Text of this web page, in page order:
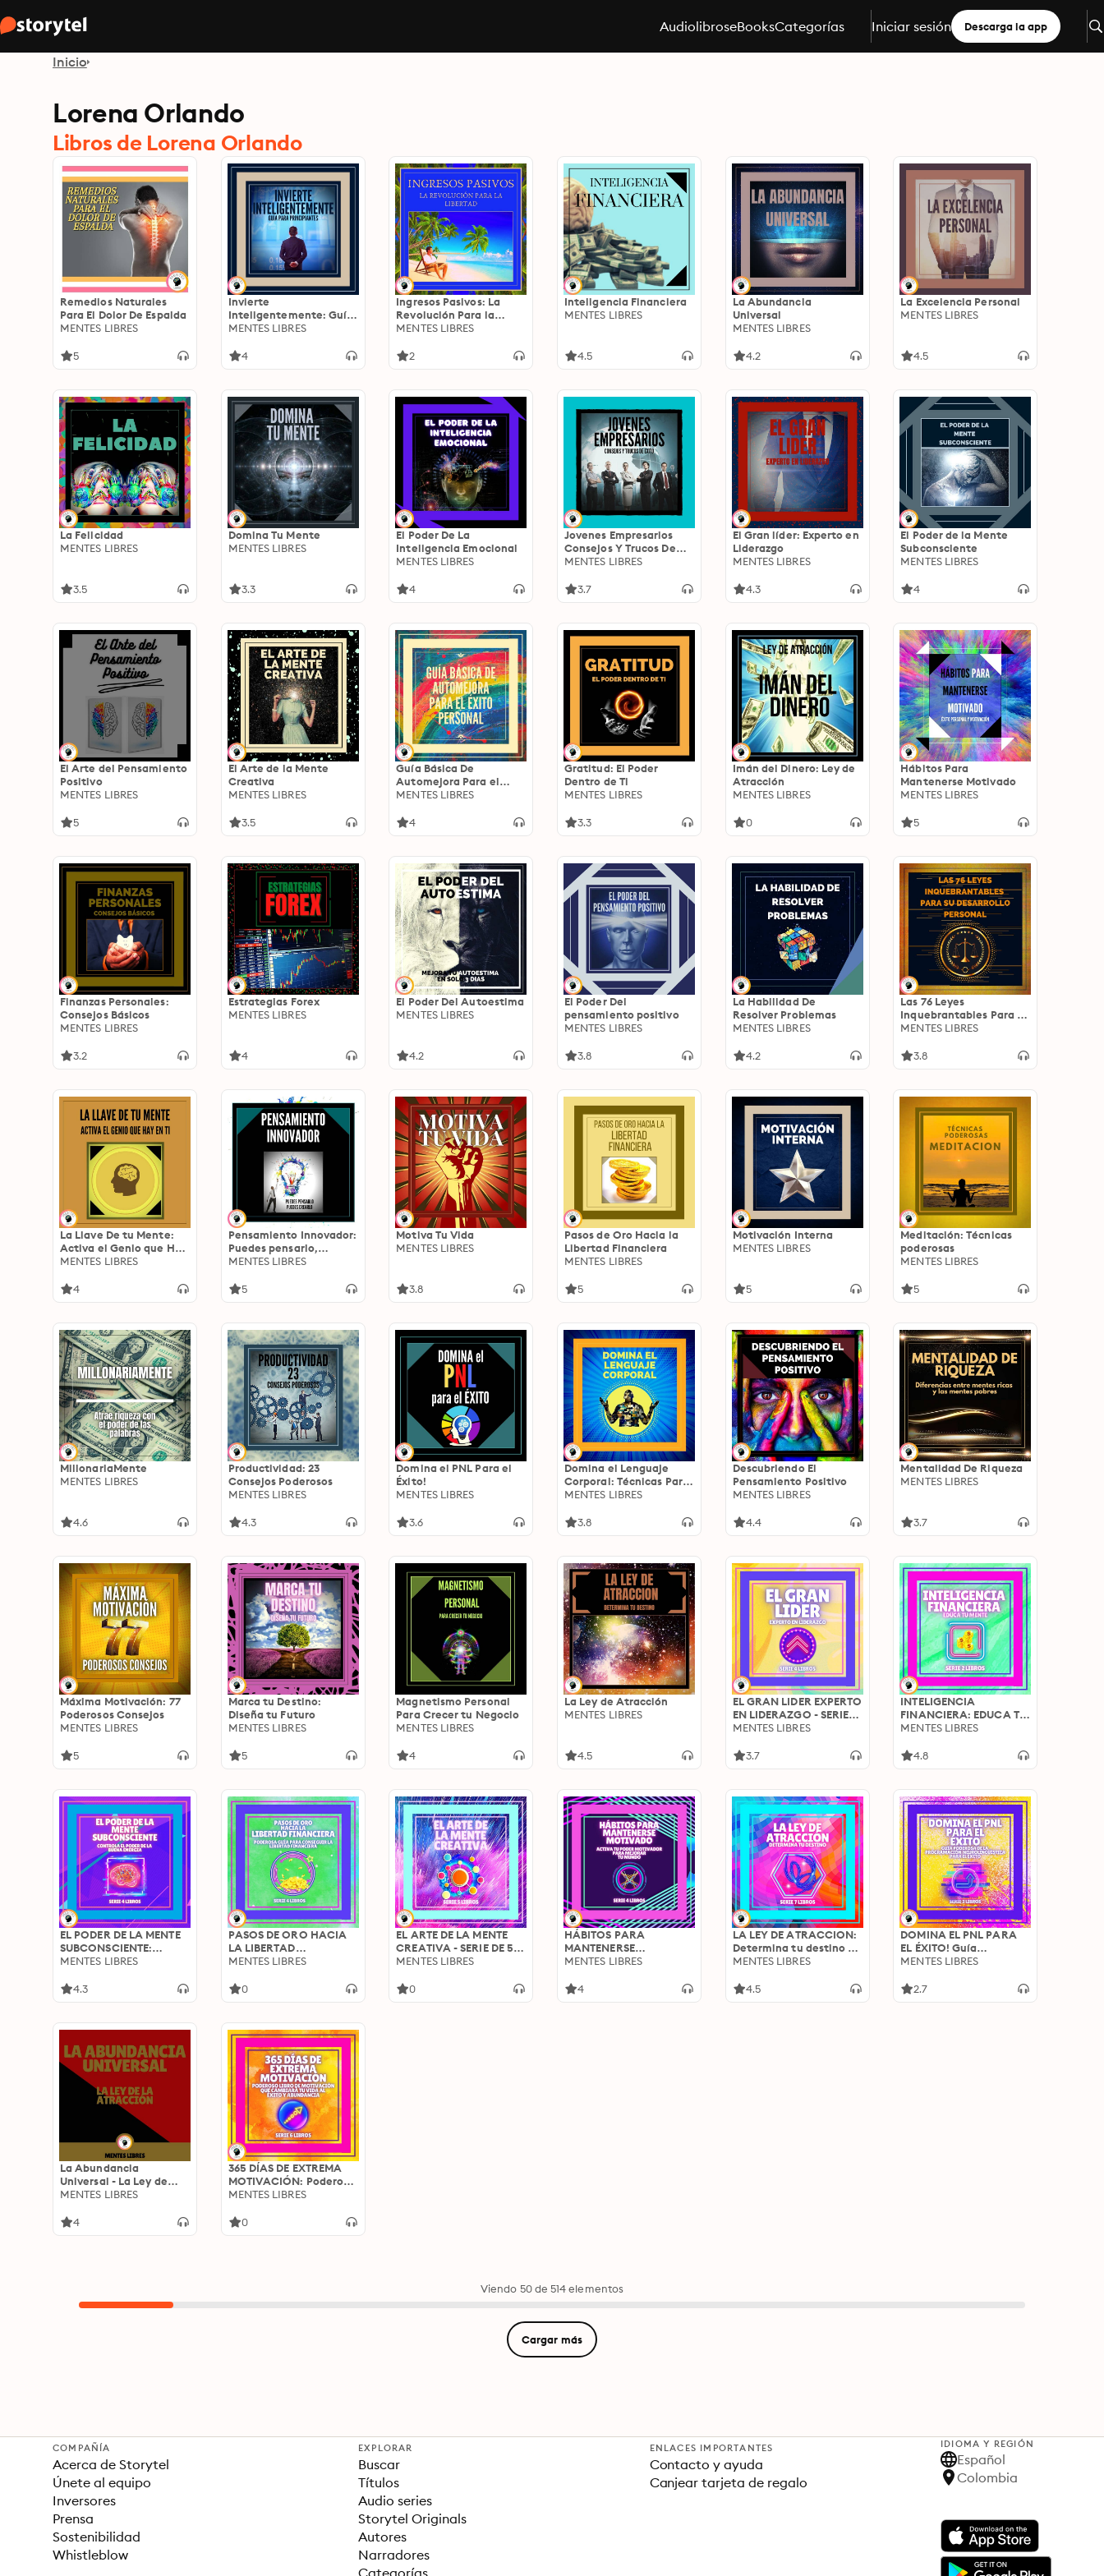
AudiolibroseBooksCategorías Iniciar sesión Descarga la app
Inicio
Lorena Orlando
Libros de Lorena Orlando
Remedios Naturales
Para El Dolor De Espalda
MENTES LIBRES
5
Invierte
Inteligentemente: Guía
Para Principiantes
MENTES LIBRES
4
Ingresos Pasivos: La
Revolución Para la
Libertad
MENTES LIBRES
2
Inteligencia Financiera
MENTES LIBRES
4.5
La Abundancia
Universal
MENTES LIBRES
4.2
La Excelencia Personal
MENTES LIBRES
4.5
La Felicidad
MENTES LIBRES
3.5
Domina Tu Mente
MENTES LIBRES
3.3
El Poder De La
Inteligencia Emocional
MENTES LIBRES
4
Jovenes Empresarios
Consejos Y Trucos De
Éxito
MENTES LIBRES
3.7
El Gran líder: Experto en
Liderazgo
MENTES LIBRES
4.3
El Poder de la Mente
Subconsciente
MENTES LIBRES
4
El Arte del Pensamiento
Positivo
MENTES LIBRES
5
El Arte de la Mente
Creativa
MENTES LIBRES
3.5
Guía Básica De
Automejora Para el
Éxito Personal
MENTES LIBRES
4
Gratitud: El Poder
Dentro de Ti
MENTES LIBRES
3.3
Imán del Dinero: Ley de
Atracción
MENTES LIBRES
0
Hábitos Para
Mantenerse Motivado
MENTES LIBRES
5
Finanzas Personales:
Consejos Básicos
MENTES LIBRES
3.2
Estrategias Forex
MENTES LIBRES
4
El Poder Del Autoestima
MENTES LIBRES
4.2
El Poder Del
pensamiento positivo
MENTES LIBRES
3.8
La Habilidad De
Resolver Problemas
MENTES LIBRES
4.2
Las 76 Leyes
Inquebrantables Para Su
Desarrollo Personal
MENTES LIBRES
3.8
La Llave De tu Mente:
Activa el Genio que Hay
en Ti
MENTES LIBRES
4
Pensamiento Innovador:
Puedes pensarlo,
Puedes crearlo!
MENTES LIBRES
5
Motiva Tu Vida
MENTES LIBRES
3.8
Pasos de Oro Hacia la
Libertad Financiera
MENTES LIBRES
5
Motivación Interna
MENTES LIBRES
5
Meditación: Técnicas
poderosas
MENTES LIBRES
5
MillonariaMente
MENTES LIBRES
4.6
Productividad: 23
Consejos Poderosos
MENTES LIBRES
4.3
Domina el PNL Para el
Éxito!
MENTES LIBRES
3.6
Domina el Lenguaje
Corporal: Técnicas Para
Leer Expresiones y
MENTES LIBRES
3.8
Descubriendo El
Pensamiento Positivo
MENTES LIBRES
4.4
Mentalidad De Riqueza
MENTES LIBRES
3.7
Máxima Motivación: 77
Poderosos Consejos
MENTES LIBRES
5
Marca tu Destino:
Diseña tu Futuro
MENTES LIBRES
5
Magnetismo Personal
Para Crecer tu Negocio
MENTES LIBRES
4
La Ley de Atracción
MENTES LIBRES
4.5
EL GRAN LIDER EXPERTO
EN LIDERAZGO - SERIE
DE 4 LIBROS
MENTES LIBRES
3.7
INTELIGENCIA
FINANCIERA: EDUCA TU
MENTE - SERIE DE 2
MENTES LIBRES
4.8
EL PODER DE LA MENTE
SUBCONSCIENTE:
Controla el poder de la
4 LIBROS
MENTES LIBRES
4.3
PASOS DE ORO HACIA
LA LIBERTAD
FINANCIERA: Poderosa
LIBERTAD FINANCIERA -
MENTES LIBRES
0
EL ARTE DE LA MENTE
CREATIVA - SERIE DE 5
LIBROS
MENTES LIBRES
0
HÁBITOS PARA
MANTENERSE
MOTIVADO: Activa tu
mejorar tu mundo -
MENTES LIBRES
4
LA LEY DE ATRACCION:
Determina tu destino -
SERIE DE 7 LIBROS
MENTES LIBRES
4.5
DOMINA EL PNL PARA
EL ÉXITO! Guía
PODEROSA de la
NEUROLINGÜISTICA
MENTES LIBRES
2.7
La Abundancia
Universal - La Ley de
Atracción
MENTES LIBRES
4
365 DÍAS DE EXTREMA
MOTIVACIÓN: Poderoso
libro de motivación que
EXITO Y ABUNDANCIA! -
MENTES LIBRES
0
Viendo 50 de 514 elementos
Cargar más
COMPAÑÍA
Acerca de Storytel
Únete al equipo
Inversores
Prensa
Sostenibilidad
Whistleblow
EXPLORAR
Buscar
Títulos
Audio series
Storytel Originals
Autores
Narradores
Categorías
ENLACES IMPORTANTES
Contacto y ayuda
Canjear tarjeta de regalo
IDIOMA Y REGIÓN
Español
Colombia